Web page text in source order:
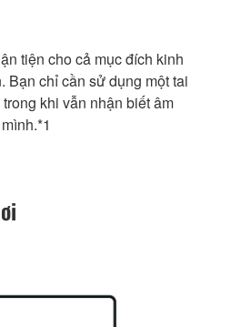
tiện cho cả mục đích kinh
Bạn chỉ cần sử dụng một tai
khi vẫn nhận biết âm